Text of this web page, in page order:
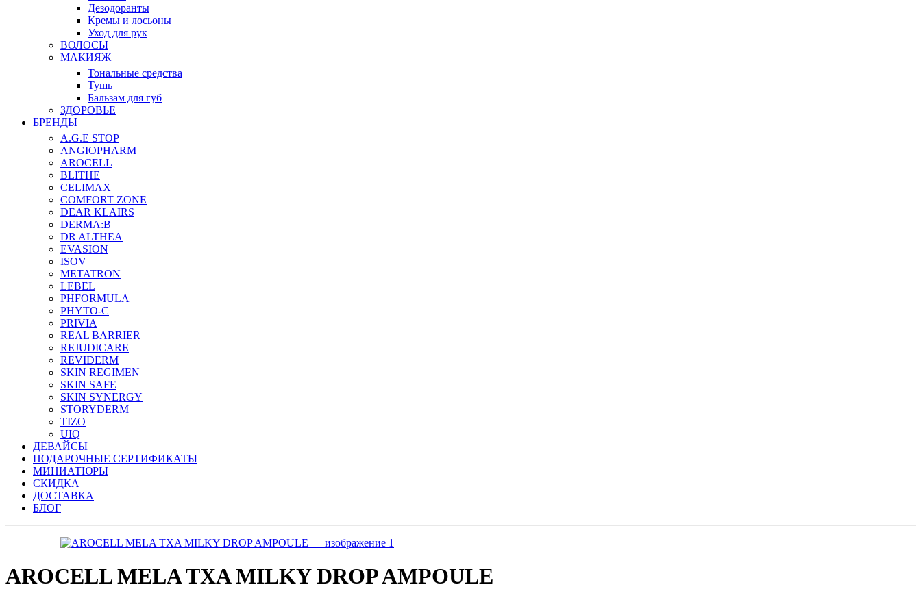
Дезодоранты
Кремы и лосьоны
Уход для рук
ВОЛОСЫ
МАКИЯЖ
Тональные средства
Тушь
Бальзам для губ
ЗДОРОВЬЕ
БРЕНДЫ
A.G.E STOP
ANGIOPHARM
AROCELL
BLITHE
CELIMAX
COMFORT ZONE
DEAR KLAIRS
DERMA:B
DR ALTHEA
EVASION
ISOV
METATRON
LEBEL
PHFORMULA
PHYTO-C
PRIVIA
REAL BARRIER
REJUDICARE
REVIDERM
SKIN REGIMEN
SKIN SAFE
SKIN SYNERGY
STORYDERM
TIZO
UIQ
ДЕВАЙСЫ
ПОДАРОЧНЫЕ СЕРТИФИКАТЫ
МИНИАТЮРЫ
СКИДКА
ДОСТАВКА
БЛОГ
AROCELL MELA TXA MILKY DROP AMPOULE